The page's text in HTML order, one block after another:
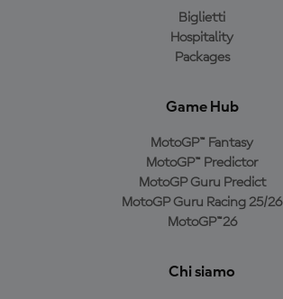
Biglietti
Hospitality
Packages
Game Hub
MotoGP™ Fantasy
MotoGP™ Predictor
MotoGP Guru Predict
MotoGP Guru Racing 25/26
MotoGP™26
Chi siamo